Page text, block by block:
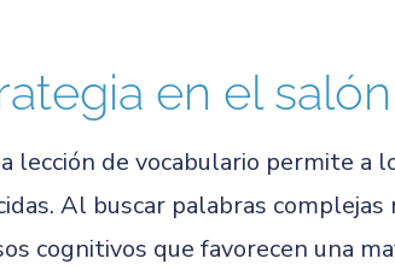
en el salón
lección de vocabulario permite a
Al buscar palabras
cognitivos que favorecen una